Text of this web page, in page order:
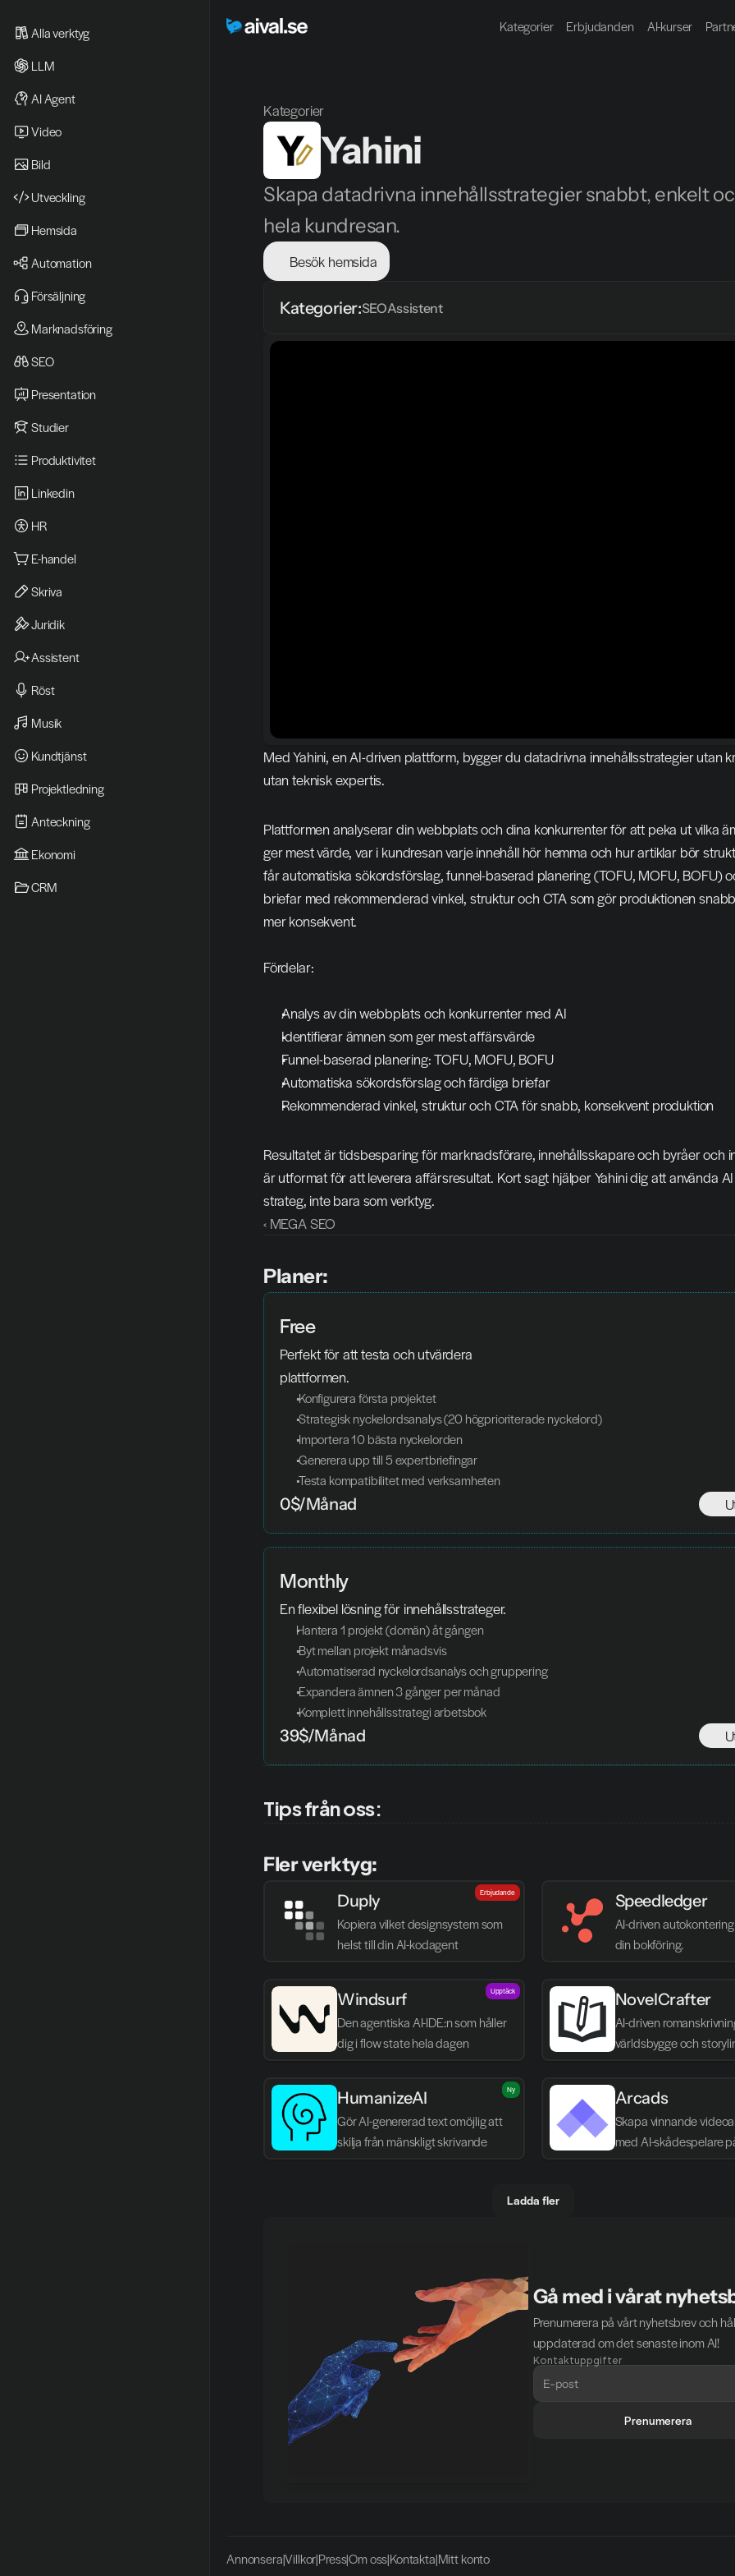
Kategorier Erbjudanden AI-kurser
Alla verktyg
LLM
AI Agent
Video
Bild
Utveckling
Hemsida
Automation
Försäljning
Marknadsföring
SEO
Presentation
Studier
Produktivitet
Linkedin
HR
E-handel
Skriva
Juridik
Assistent
Röst
Musik
Kundtjänst
Projektledning
Anteckning
Ekonomi
CRM
Kategorier
Yahini
Skapa datadrivna innehållsstrategier snabbt, enkelt
hela kundresan.
Besök hemsida
Kategorier:SEOAssistent
Med Yahini, en AI-driven plattform, bygger du datadrivna innehållsstrategier utan
utan teknisk expertis.
Plattformen analyserar din webbplats och dina konkurrenter för att peka ut vilka
ger mest värde, var i kundresan varje innehåll hör hemma och hur artiklar bör
får automatiska sökordsförslag, funnel-baserad planering (TOFU, MOFU, BOFU)
briefar med rekommenderad vinkel, struktur och CTA som gör produktionen
mer konsekvent.
Fördelar:
Analys av din webbplats och konkurrenter med AI
Identifierar ämnen som ger mest affärsvärde
Funnel-baserad planering: TOFU, MOFU, BOFU
Automatiska sökordsförslag och färdiga briefar
Rekommenderad vinkel, struktur och CTA för snabb, konsekvent produktion
Resultatet är tidsbesparing för marknadsförare, innehållsskapare och byråer och
är utformat för att leverera affärsresultat. Kort sagt hjälper Yahini dig att använda
strateg, inte bara som verktyg.
‹ MEGA SEO
Planer:
Free
Perfekt för att testa och utvärdera
plattformen.
Konfigurera första projektet
Strategisk nyckelordsanalys (20 högprioriterade nyckelord)
Importera 10 bästa nyckelorden
Generera upp till 5 expertbriefingar
Testa kompatibilitet med verksamheten
0$/Månad
Monthly
En flexibel lösning för innehållsstrateger.
Hantera 1 projekt (domän) åt gången
Byt mellan projekt månadsvis
Automatiserad nyckelordsanalys och gruppering
Expandera ämnen 3 gånger per månad
Komplett innehållsstrategi arbetsbok
39$/Månad
Tips från oss:
Fler verktyg:
Duply
Kopiera vilket designsystem som
helst till din AI-kodagent
Erbjudande Speedledger
AI-driven
din bokföring.
Windsurf
Den agentiska AI-IDE:n som håller
dig i flow state hela dagen
Upptäck NovelCrafter
AI-driven
världsbygge och
HumanizeAI
Gör AI-genererad text omöjlig att
skilja från mänskligt skrivande
Ny Arcads
Skapa vinnande
med AI-skådespelare
Ladda fler
Gå med i vårat
Prenumerera på vårt nyhetsbrev och
uppdaterad om det senaste inom AI!
Kontaktuppgifter
Prenumerera
Annonsera|Villkor|Press|Om oss|Kontakta|Mitt konto